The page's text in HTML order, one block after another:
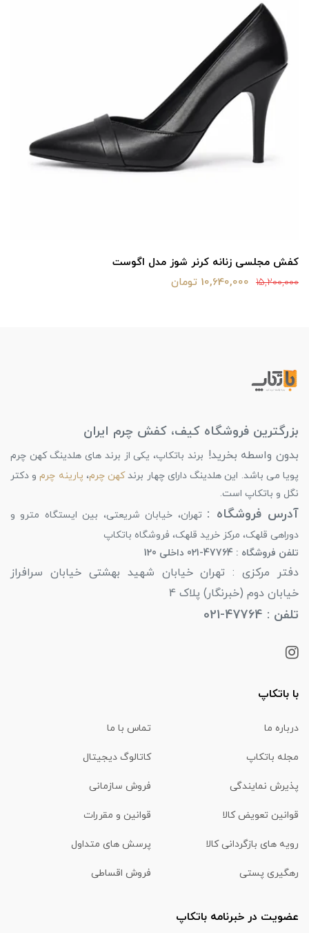
کفش مجلسی زنانه کرنر شوز مدل اگوست
15,200,000 10,640,000 تومان
بزرگترین فروشگاه کیف، کفش چرم ایران
بدون واسطه بخرید! برند باتکاپ، یکی از برند های هلدینگ کهن چرم
پویا می باشد. این هلدینگ دارای چهار برندکهن چرم، پارینه چرمو دکتر
نگل و باتکاپ است.
آدرس فروشگاه : تهران، خیابان شریعتی، بین ایستگاه مترو و
دوراهی قلهک، مرکز خرید قلهک، فروشگاه باتکاپ
تلفن فروشگاه : 47764-021 داخلی 120
دفتر مرکزی : تهران خیابان شهید بهشتی خیابان سرافراز
خیابان دوم (خبرنگار) پلاک 4
تلفن : 47764-021
با باتکاپ
درباره ما تماس با ما
مجله باتکاپ کاتالوگ دیجیتال
پذیرش نمایندگی فروش سازمانی
قوانین تعویض کالا قوانین و مقررات
رویه های بازگردانی کالا پرسش های متداول
رهگیری پستی فروش اقساطی
عضویت در خبرنامه باتکاپ